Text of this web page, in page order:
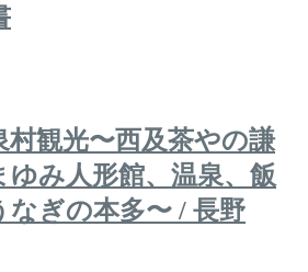
村観光〜西及茶やの謙
ゆみ人形館、温泉、飯
なぎの本多〜 / 長野